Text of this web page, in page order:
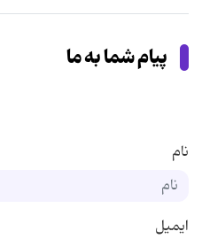
پیام شما به ما
نام
ایمیل